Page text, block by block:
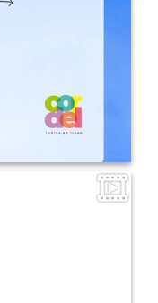
Gracias